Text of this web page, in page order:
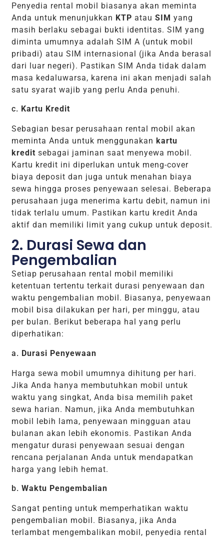
Penyedia rental mobil biasanya akan meminta
Anda untuk menunjukkan KTP atau SIM yang
masih berlaku sebagai bukti identitas. SIM yang
diminta umumnya adalah SIM A (untuk mobil
pribadi) atau SIM internasional (jika Anda berasal
dari luar negeri). Pastikan SIM Anda tidak dalam
masa kedaluwarsa, karena ini akan menjadi salah
satu syarat wajib yang perlu Anda penuhi.
c. Kartu Kredit
Sebagian besar perusahaan rental mobil akan
meminta Anda untuk menggunakan kartu
kredit sebagai jaminan saat menyewa mobil.
Kartu kredit ini diperlukan untuk meng-cover
biaya deposit dan juga untuk menahan biaya
sewa hingga proses penyewaan selesai. Beberapa
perusahaan juga menerima kartu debit, namun ini
tidak terlalu umum. Pastikan kartu kredit Anda
aktif dan memiliki limit yang cukup untuk deposit.
2. Durasi Sewa dan
Pengembalian
Setiap perusahaan rental mobil memiliki
ketentuan tertentu terkait durasi penyewaan dan
waktu pengembalian mobil. Biasanya, penyewaan
mobil bisa dilakukan per hari, per minggu, atau
per bulan. Berikut beberapa hal yang perlu
diperhatikan:
a. Durasi Penyewaan
Harga sewa mobil umumnya dihitung per hari.
Jika Anda hanya membutuhkan mobil untuk
waktu yang singkat, Anda bisa memilih paket
sewa harian. Namun, jika Anda membutuhkan
mobil lebih lama, penyewaan mingguan atau
bulanan akan lebih ekonomis. Pastikan Anda
mengatur durasi penyewaan sesuai dengan
rencana perjalanan Anda untuk mendapatkan
harga yang lebih hemat.
b. Waktu Pengembalian
Sangat penting untuk memperhatikan waktu
pengembalian mobil. Biasanya, jika Anda
terlambat mengembalikan mobil, penyedia rental